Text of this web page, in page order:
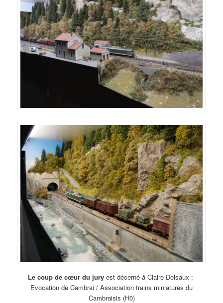
Le coup de cœur du jury est décerné à Claire Delsaux :
Evocation de Cambrai / Association trains miniatures du
Cambraisis (H0)